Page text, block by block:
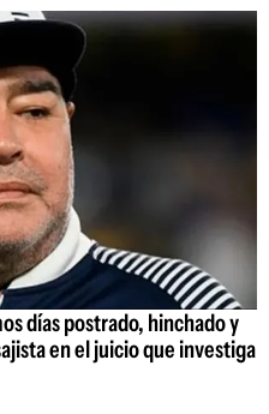
días postrado, hinchado y
en el juicio que investiga